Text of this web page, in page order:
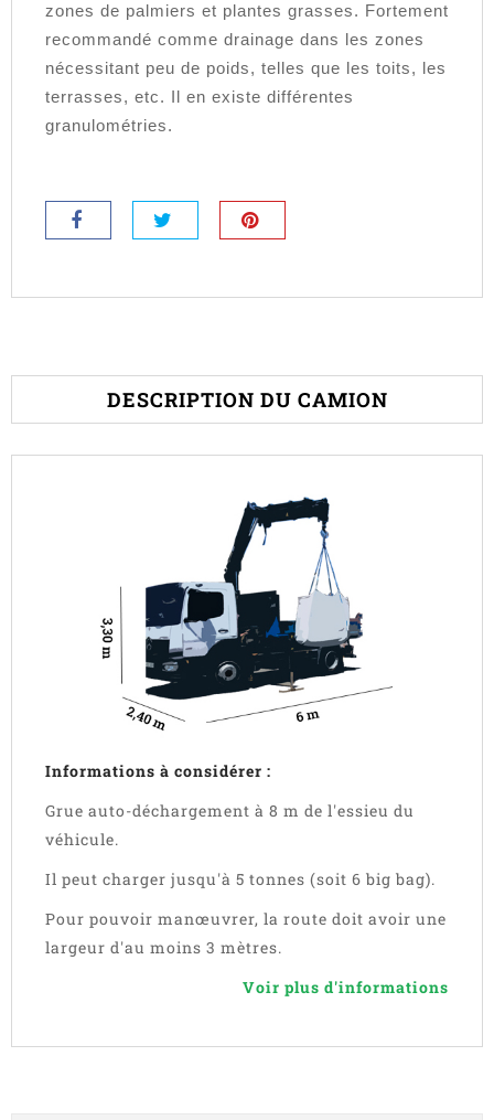
zones de palmiers et plantes grasses. Fortement
recommandé comme drainage dans les zones
nécessitant peu de poids, telles que les toits, les
terrasses, etc. Il en existe différentes
granulométries.
DESCRIPTION DU CAMION
Informations à considérer :
Grue auto-déchargement à 8 m de l'essieu du
véhicule.
Il peut charger jusqu'à 5 tonnes (soit 6 big bag).
Pour pouvoir manœuvrer, la route doit avoir une
largeur d'au moins 3 mètres.
Voir plus d'informations